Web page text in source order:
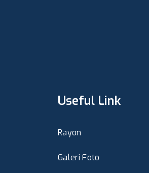
Useful Link
Rayon
Galeri Foto